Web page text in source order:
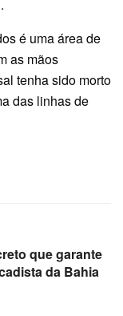
é uma área de
as mãos
tenha sido morto
das linhas de
que garante
da Bahia